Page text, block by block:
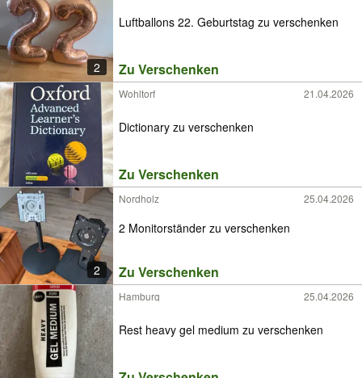
2
Luftballons 22. Geburtstag zu verschenken
Zu Verschenken
Wohltorf 21.04.2026
Dictionary zu verschenken
Zu Verschenken
2
Nordholz 25.04.2026
2 Monitorständer zu verschenken
Zu Verschenken
Hamburg 25.04.2026
Rest heavy gel medium zu verschenken